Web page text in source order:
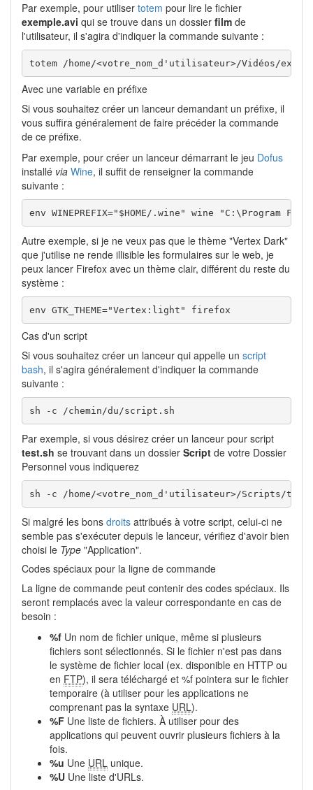
Par exemple, pour utiliser totem pour lire le fichier
exemple.avi qui se trouve dans un dossier film de
l'utilisateur, il s'agira d'indiquer la commande suivante :
totem /home/<votre_nom_d'utilisateur>/Vidéos/
Avec une variable en préfixe
Si vous souhaitez créer un lanceur demandant un préfixe, il
vous suffira généralement de faire précéder la commande
de ce préfixe.
Par exemple, pour créer un lanceur démarrant le jeu Dofus
installé via Wine, il suffit de renseigner la commande
suivante :
env WINEPREFIX="$HOME/.wine" wine "C:\Program
Autre exemple, si je ne veux pas que le thème "Vertex Dark"
que j'utilise ne rende illisible les formulaires sur le web, je
peux lancer Firefox avec un thème clair, différent du reste du
système :
env GTK_THEME="Vertex:light" firefox
Cas d'un script
Si vous souhaitez créer un lanceur qui appelle un script
bash, il s'agira généralement d'indiquer la commande
suivante :
sh -c /chemin/du/script.sh
Par exemple, si vous désirez créer un lanceur pour script
test.sh se trouvant dans un dossier Script de votre Dossier
Personnel vous indiquerez
sh -c /home/<votre_nom_d'utilisateur>/Scripts/
Si malgré les bons droits attribués à votre script, celui-ci ne
semble pas s'exécuter depuis le lanceur, vérifiez d'avoir bien
choisi le Type "Application".
Codes spéciaux pour la ligne de commande
La ligne de commande peut contenir des codes spéciaux. Ils
seront remplacés avec la valeur correspondante en cas de
besoin :
%f Un nom de fichier unique, même si plusieurs
fichiers sont sélectionnés. Si le fichier n'est pas dans
le système de fichier local (ex. disponible en HTTP ou
en FTP), il sera téléchargé et %f pointera sur le fichier
temporaire (à utiliser pour les applications ne
comprenant pas la syntaxe URL).
%F Une liste de fichiers. À utiliser pour des
applications qui peuvent ouvrir plusieurs fichiers à la
fois.
%u Une URL unique.
%U Une liste d'URLs.